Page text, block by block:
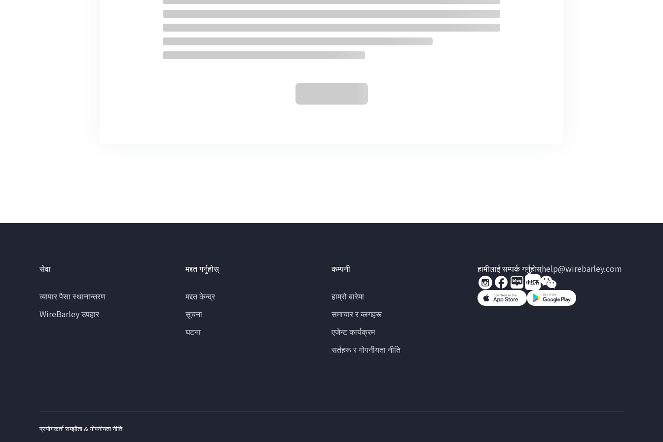
सेवा
व्यापार पैसा स्थानान्तरण
WireBarley उपहार
मद्दत गर्नुहोस्
मद्दत केन्द्र
सूचना
घटना
कम्पनी
हाम्रो बारेमा
समाचार र ब्लगहरू
एजेन्ट कार्यक्रम
सर्तहरू र गोपनीयता नीति
हामीलाई सम्पर्क गर्नुहोस्help@wirebarley.com
प्रयोगकर्ता सम्झौता & गोपनीयता नीति